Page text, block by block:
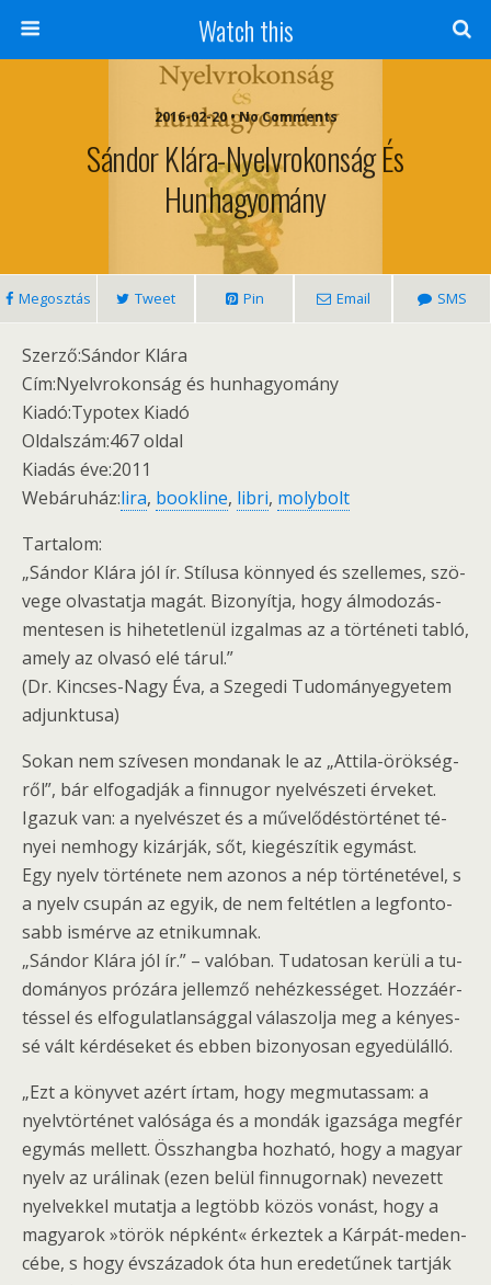
Watch this
2016-02-20 • No Comments
Sándor Klára-Nyelvrokonság És
Hunhagyomány
Megosztás Tweet Pin Email SMS
Szerző:Sándor Klára
Cím:Nyelvrokonság és hunhagyomány
Kiadó:Typotex Kiadó
Oldalszám:467 oldal
Kiadás éve:2011
Webáruház:lira, bookline, libri, molybolt
Tartalom:
„Sán­dor Klára jól ír. Stí­lu­sa könnyed és szel­le­mes, szö­
ve­ge ol­vas­tat­ja magát. Bi­zo­nyít­ja, hogy ál­mo­do­zás­
men­te­sen is hi­he­tet­le­nül iz­gal­mas az a tör­té­ne­ti tabló,
amely az ol­va­só elé tárul.”
(Dr. Kin­cses-Nagy Éva, a Sze­ge­di Tu­do­mány­egye­tem
ad­junk­tu­sa)
Sokan nem szí­ve­sen mon­da­nak le az „At­ti­la-örök­ség­
ről”, bár el­fo­gad­ják a finn­ugor nyel­vé­sze­ti ér­ve­ket.
Iga­zuk van: a nyel­vé­szet és a mű­ve­lő­dés­tör­té­net té­
nyei nem­hogy ki­zár­ják, sőt, ki­egé­szí­tik egy­mást.
Egy nyelv tör­té­ne­te nem azo­nos a nép tör­té­ne­té­vel, s
a nyelv csu­pán az egyik, de nem fel­tét­len a leg­fon­to­
sabb is­mér­ve az et­ni­kum­nak.
„Sán­dor Klára jól ír.” – va­ló­ban. Tu­da­to­san ke­rü­li a tu­
do­má­nyos pró­zá­ra jel­lem­ző ne­héz­kes­sé­get. Hoz­zá­ér­
tés­sel és el­fo­gu­lat­lan­ság­gal vá­la­szol­ja meg a ké­nyes­
sé vált kér­dé­se­ket és ebben bi­zo­nyo­san egye­dül­ál­ló.
„Ezt a köny­vet azért írtam, hogy meg­mu­tas­sam: a
nyelv­tör­té­net va­ló­sá­ga és a mon­dák igaz­sá­ga meg­fér
egy­más mel­lett. Össz­hang­ba hoz­ha­tó, hogy a ma­gyar
nyelv az urá­li­nak (ezen belül finn­ugor­nak) ne­ve­zett
nyel­vek­kel mu­tat­ja a leg­több közös vo­nást, hogy a
ma­gya­rok »török nép­ként« ér­kez­tek a Kár­pát-me­den­
cé­be, s hogy év­szá­za­dok óta hun ere­de­tű­nek tart­ják